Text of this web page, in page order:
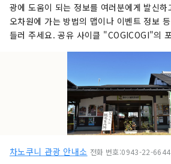
광에 도움이 되는 정보를 여러분에게 발신
오차원에 가는 방법의 맵이나 이벤트 정보
들러 주세요. 공유 사이클 "COGICOGI"의
차노쿠니 관광 안내소 전화 번호:0943-22-6644